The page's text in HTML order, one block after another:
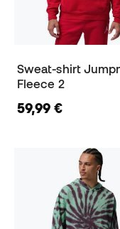
Sweat-shirt
Fleece 2
59,99 €